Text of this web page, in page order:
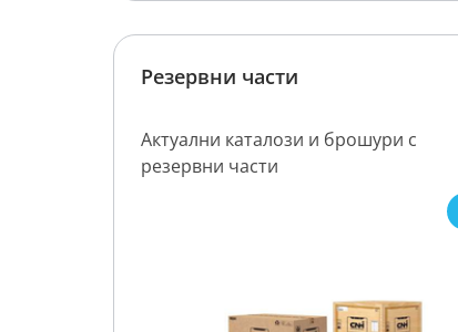
Резервни части
Актуални каталози и брошури с
резервни части